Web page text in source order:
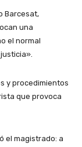
Barcesat,
una
el normal
y procedimientos
que provoca
el magistrado: a